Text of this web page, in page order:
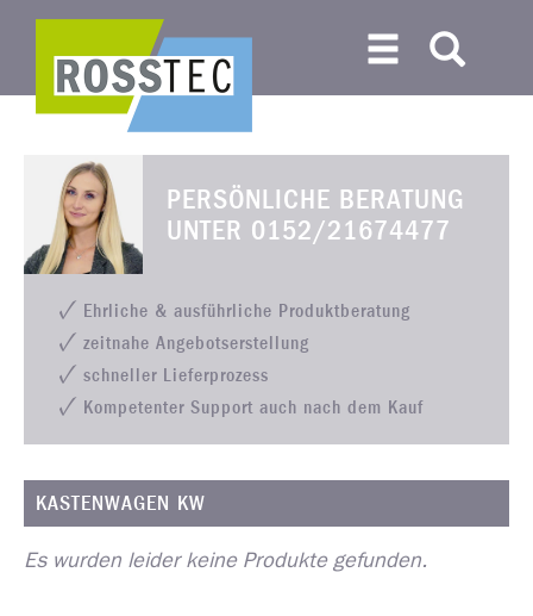
PERSÖNLICHE BERATUNG
UNTER 0152/21674477
Ehrliche & ausführliche Produktberatung
zeitnahe Angebotserstellung
schneller Lieferprozess
Kompetenter Support auch nach dem Kauf
KASTENWAGEN KW
Es wurden leider keine Produkte gefunden.